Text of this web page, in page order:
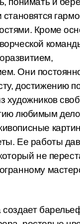
становятся
Кроме
Они
достижению
художников
любимым
Ее работы
не
создает